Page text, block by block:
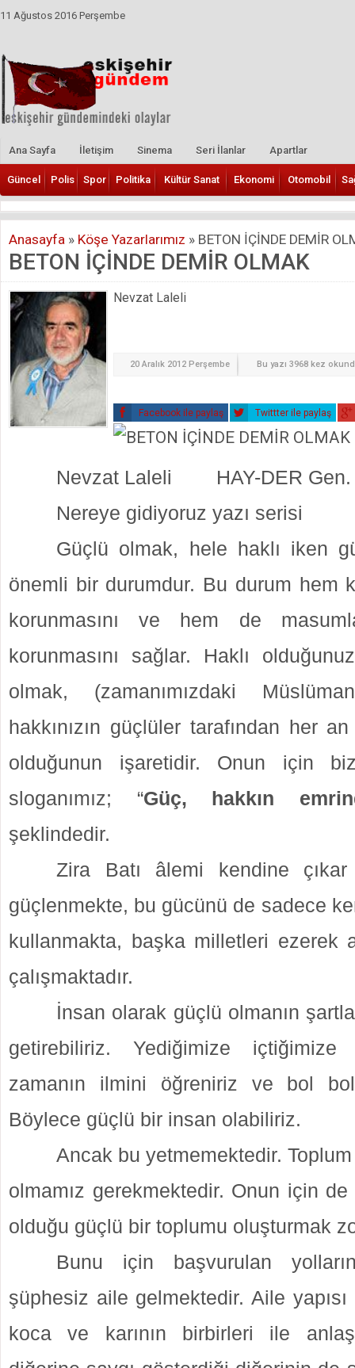
11 Ağustos 2016 Perşembe
Ana Sayfa İletişim Sinema Seri İlanlar Apartlar
Güncel Polis Spor Politika Kültür Sanat Ekonomi Otomobil
Anasayfa » Köşe Yazarlarımız » BETON İÇİNDE DEMİR
BETON İÇİNDE DEMİR OLMAK
Nevzat Laleli
20 Aralık 2012 Perşembe Bu yazı 3968 kez
Facebook ile paylaş Twittter ile paylaş
Nevzat Laleli HAY-DER
Nereye gidiyoruz yazı serisi
Güçlü olmak, hele haklı iken
önemli bir durumdur. Bu durum hem
korunmasını ve hem de
korunmasını sağlar. Haklı
olmak, (zamanımızdaki
hakkınızın güçlüler tarafından her
olduğunun işaretidir. Onun için
sloganımız; “Güç,
hakkın
şeklindedir.
Zira Batı âlemi kendine
güçlenmekte, bu gücünü de sadece
kullanmakta, başka milletleri ezerek
çalışmaktadır.
İnsan olarak güçlü olmanın
getirebiliriz. Yediğimize
zamanın ilmini öğreniriz ve bol
Böylece güçlü bir insan olabiliriz.
Ancak bu yetmemektedir.
olmamız gerekmektedir. Onun için
olduğu güçlü bir toplumu oluşturmak
Bunu için başvurulan
şüphesiz aile gelmektedir. Aile
koca ve karının birbirleri ile